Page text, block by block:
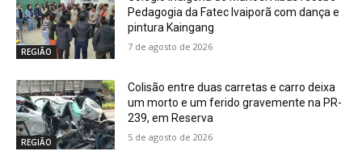
REGIÃO
Pedagogia da Fatec Ivaiporã com dança e
pintura Kaingang
7 de agosto de 2026
REGIÃO
Colisão entre duas carretas e carro deixa
um morto e um ferido gravemente na PR-
239, em Reserva
5 de agosto de 2026